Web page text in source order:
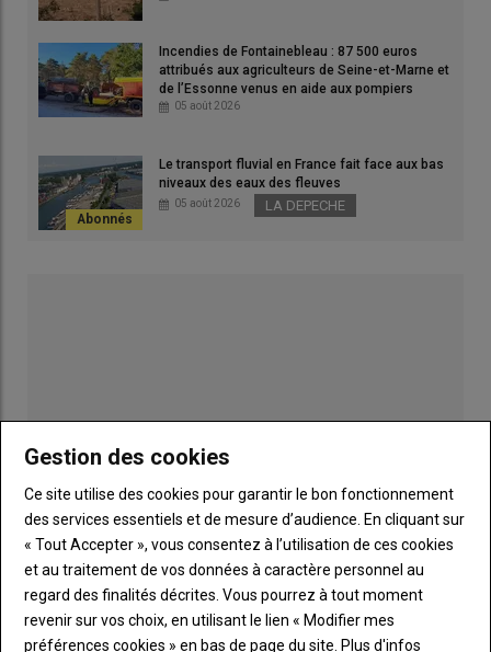
semaine du 1erjuin. Il contient un article unique, qui prévoit
d’appliquer les recommandations de l’Ansessur la teneur
maximale de cadmium (Cd) dans les
kilogramme d’anhydride phosphorique
2 O 5
) en France, la
proposition de loi prévoit de passer à40 milligrammes à partir
de 2027, puis 20 milligrammes à partir de 2030.
Incendies de Fontainebleau : 87 500 euros
attribués aux agriculteurs de Seine-et-Marne et
de l’Essonne venus en aide aux pompiers
05 août 2026
Le transport fluvial en France fait face aux bas
niveaux des eaux des fleuves
05 août 2026 LA DEPECHE
Publicité
Gestion des cookies
Ce site utilise des cookies pour garantir le bon fonctionnement
des services essentiels et de mesure d’audience. En cliquant sur
« Tout Accepter », vous consentez à l’utilisation de ces cookies
et au traitement de vos données à caractère personnel au
regard des finalités décrites. Vous pourrez à tout moment
revenir sur vos choix, en utilisant le lien « Modifier mes
préférences cookies » en bas de page du site. Plus d'infos